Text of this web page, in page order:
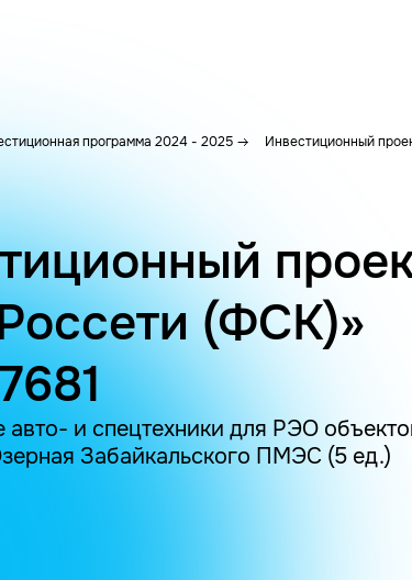
программа 2024 - 2025 Инвестиционный
(ФСК)»
авто- и спецтехники для РЭО
Забайкальского ПМЭС (5 ед.)